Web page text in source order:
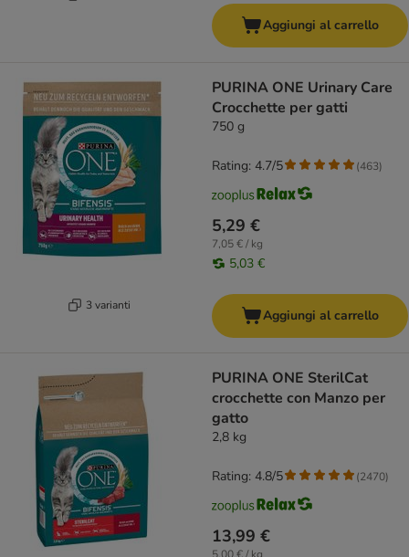
Aggiungi al carrello
3 varianti
PURINA ONE Urinary Care
Crocchette per gatti
750 g
5,29 €
7,05 € / kg
5,03 €
Rating: 4.7/5 (463)
Aggiungi al carrello
PURINA ONE SterilCat
crocchette con Manzo per
gatto
2,8 kg
13,99 €
Rating: 4.8/5 (2470)